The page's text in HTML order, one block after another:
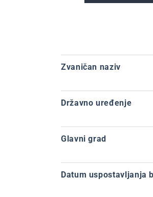
Zvaničan naziv
Državno uređenje
Glavni grad
Datum uspostavljanja